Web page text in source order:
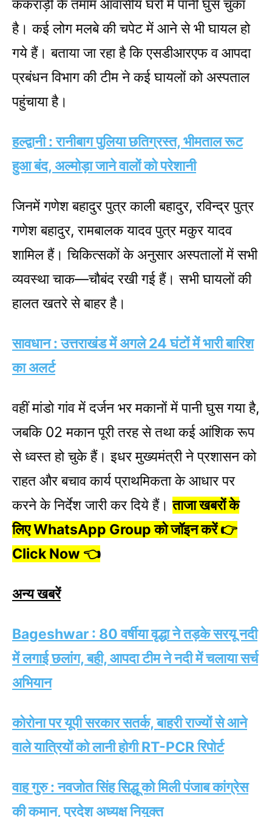
कंकराड़ी के तमाम आवासीय घरों में पानी घुस चुका
है। कई लोग मलबे की चपेट में आने से भी घायल हो
गये हैं। बताया जा रहा है कि एसडीआरएफ व आपदा
प्रबंधन विभाग की टीम ने कई घायलों को अस्पताल
पहुंचाया है।
हल्द्वानी : रानीबाग पुलिया छतिग्रस्त, भीमताल रूट
हुआ बंद, अल्मोड़ा जाने वालों को परेशानी
जिनमें गणेश बहादुर पुत्र काली बहादुर, रविन्द्र पुत्र
गणेश बहादुर, रामबालक यादव पुत्र मकुर यादव
शामिल हैं। चिकित्सकों के अनुसार अस्पतालों में सभी
व्यवस्था चाक—चौबंद रखी गई हैं। सभी घायलों की
हालत खतरे से बाहर है।
सावधान : उत्तराखंड में अगले 24 घंटों में भारी बारिश
का अलर्ट
वहीं मांडो गांव में दर्जन भर मकानों में पानी घुस गया है,
जबकि 02 मकान पूरी तरह से तथा कई आंशिक रूप
से ध्वस्त हो चुके हैं। इधर मुख्यमंत्री ने प्रशासन को
राहत और बचाव कार्य प्राथमिकता के आधार पर
करने के निर्देश जारी कर दिये हैं।ताजा खबरों के
लिए WhatsApp Group को जॉइन करें 👉
Click Now 👈
अन्य खबरें
Bageshwar : 80 व​र्षीया वृद्धा ने तड़के सरयू नदी
में लगाई छलांग, बही, आपदा टीम ने नदी में चलाया सर्च
अभियान
कोरोना पर यूपी सरकार सतर्क, बाहरी राज्यों से आने
वाले यात्रियों को लानी होगी RT-PCR रिपोर्ट
वाह गुरु : नवजोत सिंह सिद्धू को मिली पंजाब कांग्रेस
की कमान, प्रदेश अध्यक्ष नियुक्त